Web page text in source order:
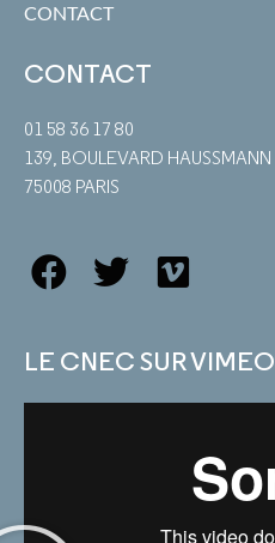
CONTACT
CONTACT
01 58 36 17 80
139, BOULEVARD HAUSSMANN
75008 PARIS
LE CNEC SUR VIMEO